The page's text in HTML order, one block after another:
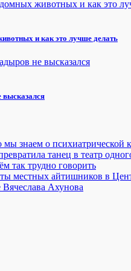
и как это лучше делать
знаем о психиатрической
танец в театр
так трудно говорить
местных айтишников в
Ахунова